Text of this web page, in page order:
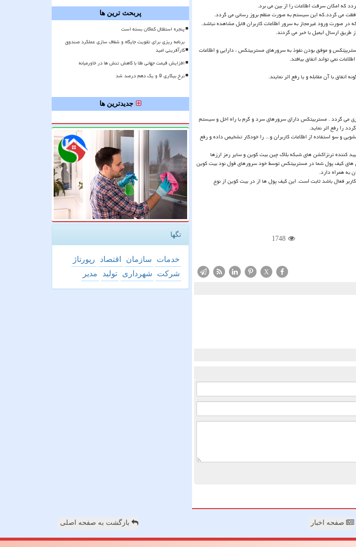
که امکان سرقت اطلاعات را از بین می برد.
می گردد.که این سیستم به صورت منظم بروز رسانی می گردد.
صورت ورود غیرمجاز به سرور اطلاعات کاربران قابل مشاهده نباشد.
ارسال ایمیل با خبر می گردند.
و موفق بودن نفوذ به سرورهای مستربیتکس ، دارایی و اطلاعات
نمی تواند اتفاق بیافتد.
با آن مقابله و یا رفع اثر نمایند.
می گردد . مستربیتکس دارای سرورهای سرد و گرم با راه اخل و سیستم
را رفع اثر نماید.
و سو استفاده از اطلاعات کاربران و... را خودکار تشخیص داده و رفع
کننده ترنزاکشن های شبکه بلاک چین بیت کوین و سایر رمز ارزها
کیف پول شما در مستربیتکس توسط خود سرورهای فول نود بیت کوین
به همراه دارد.
فعال باشد ثابت است. این کیف پول ها از در بیت کوین از نوع
1748
X
پربحث ترین ها
پنجره استقلال کماکان بسته است
برنامه ریزی برای تقویت جایگاه و شفاف سازی عملکرد صندوق
کارآفرینی امید
افزایش قیمت جهانی طلا با کاهش تنش ها در خاورمیانه
نرخ بیکاری 9 و یک دهم درصد شد
جدیدترین ها
تگها
خدمات سازمان اقتصاد
رپورتاژ
شركت
شهرداری تولید مدیر
صفحه اخبار بازگشت به صفحه اصلی